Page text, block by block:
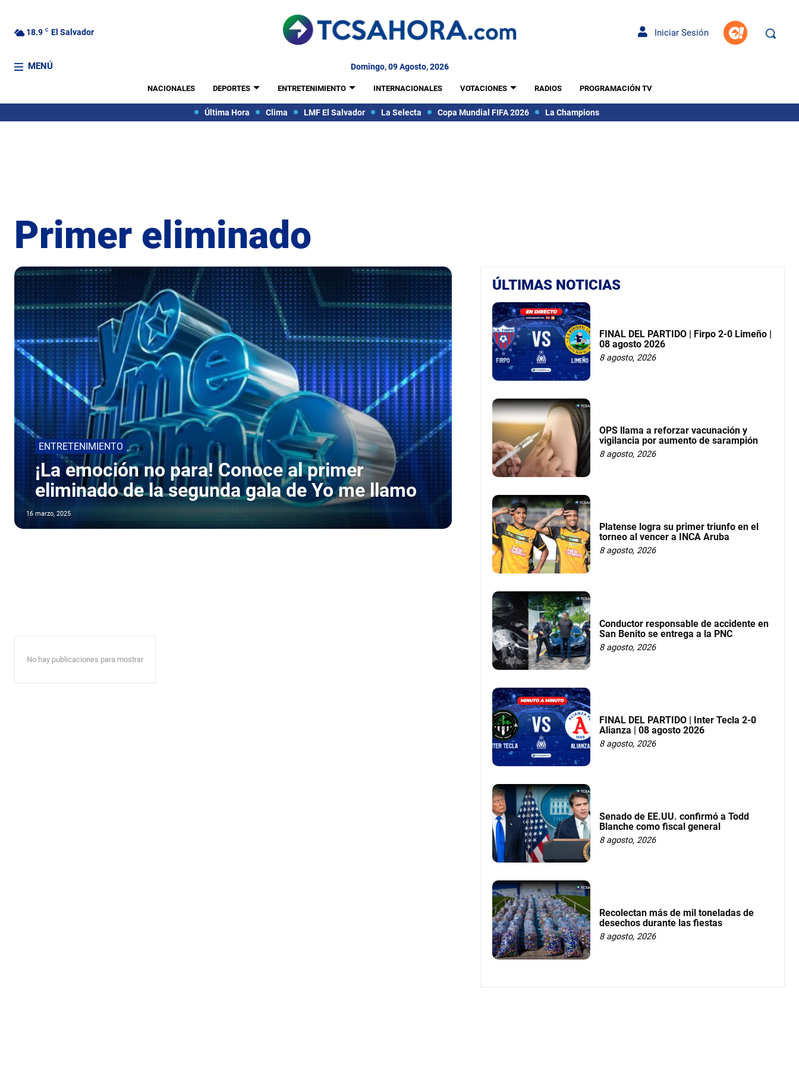
18.9 C El Salvador Iniciar Sesión
MENÚ Domingo, 09 Agosto, 2026
NACIONALES DEPORTES ENTRETENIMIENTO INTERNACIONALES VOTACIONES RADIOS PROGRAMACIÓN TV
Última Hora Clima LMF El Salvador La Selecta Copa Mundial FIFA 2026 La Champions
Primer eliminado
ENTRETENIMIENTO
¡La emoción no para! Conoce al primer
eliminado de la segunda gala de Yo me llamo
16 marzo, 2025
No hay publicaciones para mostrar
ÚLTIMAS NOTICIAS
FINAL DEL PARTIDO | Firpo 2-0 Limeño |
08 agosto 2026
8 agosto, 2026
OPS llama a reforzar vacunación y
vigilancia por aumento de sarampión
8 agosto, 2026
Platense logra su primer triunfo en el
torneo al vencer a INCA Aruba
8 agosto, 2026
Conductor responsable de accidente en
San Benito se entrega a la PNC
8 agosto, 2026
FINAL DEL PARTIDO | Inter Tecla 2-0
Alianza | 08 agosto 2026
8 agosto, 2026
Senado de EE.UU. confirmó a Todd
Blanche como fiscal general
8 agosto, 2026
Recolectan más de mil toneladas de
desechos durante las fiestas
8 agosto, 2026